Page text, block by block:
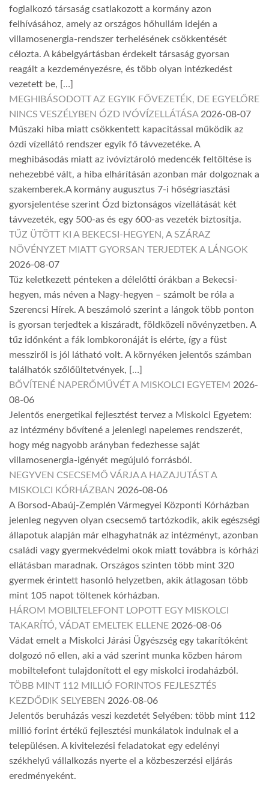
foglalkozó társaság csatlakozott a kormány azon
felhívásához, amely az országos hőhullám idején a
villamosenergia-rendszer terhelésének csökkentését
célozta. A kábelgyártásban érdekelt társaság gyorsan
reagált a kezdeményezésre, és több olyan intézkedést
vezetett be, […]
MEGHIBÁSODOTT AZ EGYIK FŐVEZETÉK, DE EGYELŐRE
NINCS VESZÉLYBEN ÓZD IVÓVÍZELLÁTÁSA 2026-08-07
Műszaki hiba miatt csökkentett kapacitással működik az
ózdi vízellátó rendszer egyik fő távvezetéke. A
meghibásodás miatt az ivóvíztároló medencék feltöltése is
nehezebbé vált, a hiba elhárításán azonban már dolgoznak a
szakemberek.A kormány augusztus 7-i hőségriasztási
gyorsjelentése szerint Ózd biztonságos vízellátását két
távvezeték, egy 500-as és egy 600-as vezeték biztosítja.
TŰZ ÜTÖTT KI A BEKECSI-HEGYEN, A SZÁRAZ
NÖVÉNYZET MIATT GYORSAN TERJEDTEK A LÁNGOK
2026-08-07
Tűz keletkezett pénteken a délelőtti órákban a Bekecsi-
hegyen, más néven a Nagy-hegyen – számolt be róla a
Szerencsi Hírek. A beszámoló szerint a lángok több ponton
is gyorsan terjedtek a kiszáradt, földközeli növényzetben. A
tűz időnként a fák lombkoronáját is elérte, így a füst
messziről is jól látható volt. A környéken jelentős számban
találhatók szőlőültetvények, […]
BŐVÍTENÉ NAPERŐMŰVÉT A MISKOLCI EGYETEM 2026-
08-06
Jelentős energetikai fejlesztést tervez a Miskolci Egyetem:
az intézmény bővítené a jelenlegi napelemes rendszerét,
hogy még nagyobb arányban fedezhesse saját
villamosenergia-igényét megújuló forrásból.
NEGYVEN CSECSEMŐ VÁRJA A HAZAJUTÁST A
MISKOLCI KÓRHÁZBAN 2026-08-06
A Borsod-Abaúj-Zemplén Vármegyei Központi Kórházban
jelenleg negyven olyan csecsemő tartózkodik, akik egészségi
állapotuk alapján már elhagyhatnák az intézményt, azonban
családi vagy gyermekvédelmi okok miatt továbbra is kórházi
ellátásban maradnak. Országos szinten több mint 320
gyermek érintett hasonló helyzetben, akik átlagosan több
mint 105 napot töltenek kórházban.
HÁROM MOBILTELEFONT LOPOTT EGY MISKOLCI
TAKARÍTÓ, VÁDAT EMELTEK ELLENE 2026-08-06
Vádat emelt a Miskolci Járási Ügyészség egy takarítóként
dolgozó nő ellen, aki a vád szerint munka közben három
mobiltelefont tulajdonított el egy miskolci irodaházból.
TÖBB MINT 112 MILLIÓ FORINTOS FEJLESZTÉS
KEZDŐDIK SELYEBEN 2026-08-06
Jelentős beruházás veszi kezdetét Selyében: több mint 112
millió forint értékű fejlesztési munkálatok indulnak el a
településen. A kivitelezési feladatokat egy edelényi
székhelyű vállalkozás nyerte el a közbeszerzési eljárás
eredményeként.